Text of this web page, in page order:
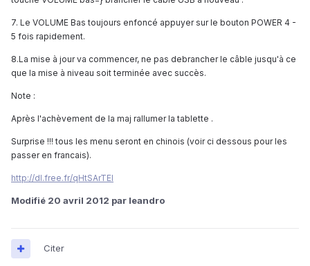
7. Le VOLUME Bas toujours enfoncé appuyer sur le bouton POWER 4 -
5 fois rapidement.
8.La mise à jour va commencer, ne pas debrancher le câble jusqu'à ce
que la mise à niveau soit terminée avec succès.
Note :
Après l'achèvement de la maj rallumer la tablette .
Surprise !!! tous les menu seront en chinois (voir ci dessous pour les
passer en francais).
http://dl.free.fr/qHtSArTEI
Modifié 20 avril 2012 par leandro
Citer